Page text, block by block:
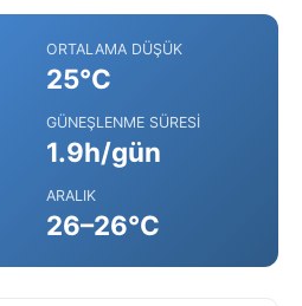
ORTALAMA DÜŞÜK
25°C
GÜNEŞLENME SÜRESI
1.9h/gün
ARALIK
26–26°C